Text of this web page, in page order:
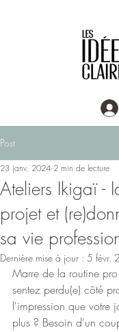
Post
Ateliers Ikigaï -
projet et
sa vie
23 janv. 2024 2 min de lecture
Dernière mise à jour : 5 févr.
Marre de la routine
sentez perdu(e) côté
l'impression que votre
plus ? Besoin d'un